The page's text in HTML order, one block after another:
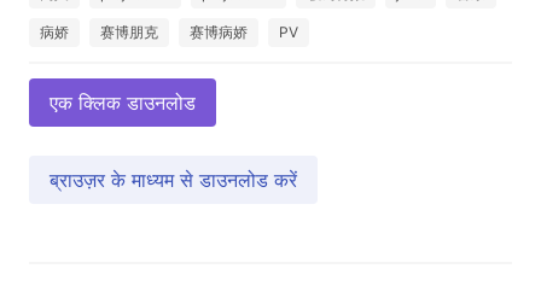
病娇 赛博朋克 赛博病娇 PV
एक क्लिक डाउनलोड
ब्राउज़र के माध्यम से डाउनलोड करें